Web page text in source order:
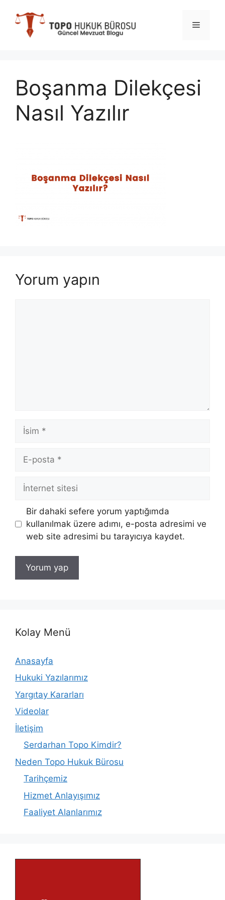
Menü
Boşanma Dilekçesi
Nasıl Yazılır
Yorum yapın
İsim
posta
İnternet
Bir dahaki sefere yorum yaptığımda
kullanılmak üzere adımı, e-posta adresimi ve
web site adresimi bu tarayıcıya kaydet.
Kolay Menü
Anasayfa
Hukuki Yazılarımız
Yargıtay Kararları
Videolar
İletişim
Serdarhan Topo Kimdir?
Neden Topo Hukuk Bürosu
Tarihçemiz
Hizmet Anlayışımız
Faaliyet Alanlarımız